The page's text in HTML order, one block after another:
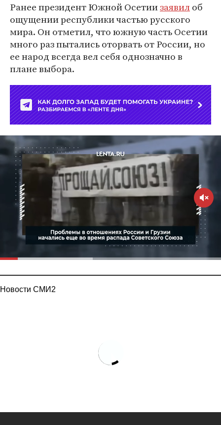
Ранее президент Южной Осетиизаявилоб
ощущении республики частью русского
мира. Он отметил, что южную часть Осетии
много раз пытались оторвать от России, но
ее народ всегда вел себя однозначно в
плане выбора.
Новости СМИ2